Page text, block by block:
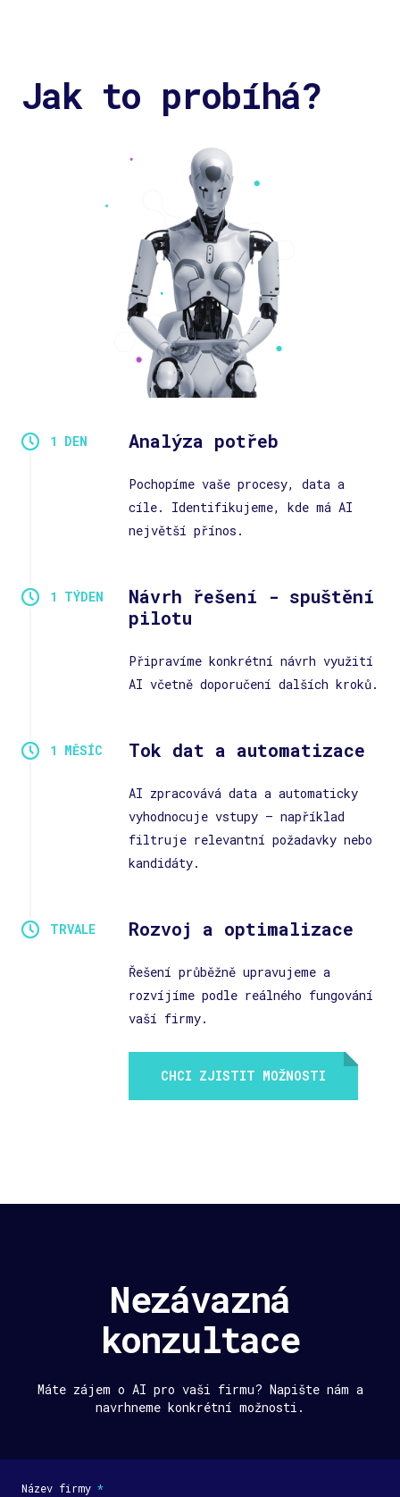
Jak to probíhá?
Analýza potřeb
Pochopíme vaše procesy, data a
cíle. Identifikujeme, kde má AI
největší přínos.
Návrh řešení - spuštění
pilotu
Připravíme konkrétní návrh využití
AI včetně doporučení dalších kroků.
Tok dat a automatizace
AI zpracovává data a automaticky
vyhodnocuje vstupy – například
filtruje relevantní požadavky nebo
kandidáty.
Rozvoj a optimalizace
Řešení průběžně upravujeme a
rozvíjíme podle reálného fungování
vaší firmy.
CHCI ZJISTIT MOŽNOSTI
Nezávazná
konzultace
Máte zájem o AI pro vaši firmu? Napište nám a
navrhneme konkrétní možnosti.
Název firmy *